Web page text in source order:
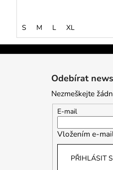
S M L XL
Odebírat
Nezmeškejte
E-mail
Vložením e-
PŘIHLÁSIT